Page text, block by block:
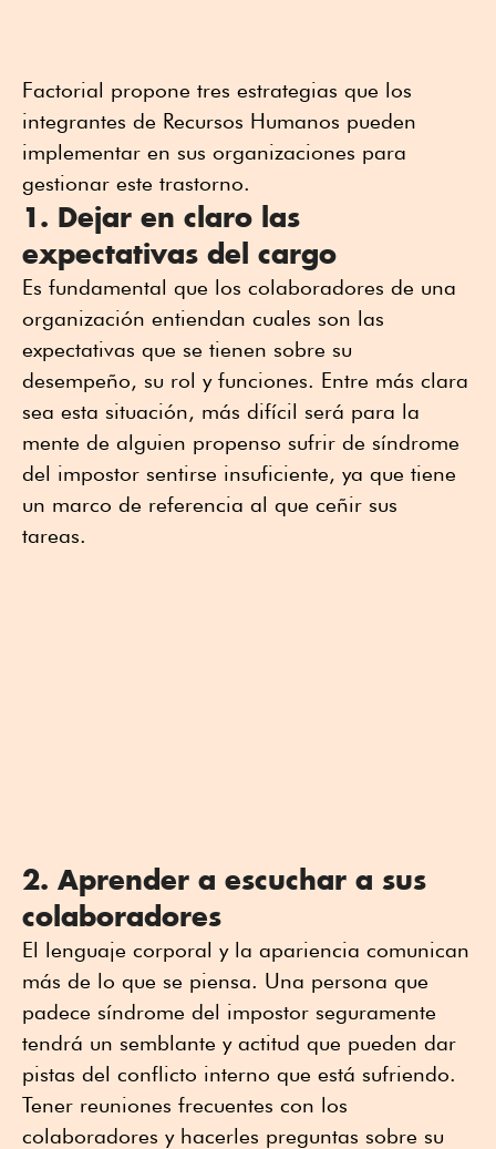
Factorial propone tres estrategias que los
integrantes de Recursos Humanos pueden
implementar en sus organizaciones para
gestionar este trastorno.
1. Dejar en claro las
expectativas del cargo
Es fundamental que los colaboradores de una
organización entiendan cuales son las
expectativas que se tienen sobre su
desempeño, su rol y funciones. Entre más clara
sea esta situación, más difícil será para la
mente de alguien propenso sufrir de síndrome
del impostor sentirse insuficiente, ya que tiene
un marco de referencia al que ceñir sus
tareas.
2. Aprender a escuchar a sus
colaboradores
El lenguaje corporal y la apariencia comunican
más de lo que se piensa. Una persona que
padece síndrome del impostor seguramente
tendrá un semblante y actitud que pueden dar
pistas del conflicto interno que está sufriendo.
Tener reuniones frecuentes con los
colaboradores y hacerles preguntas sobre su